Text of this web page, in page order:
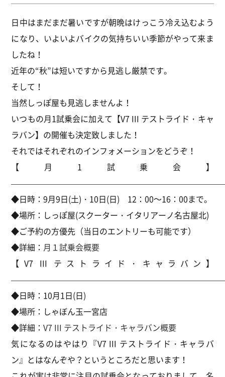
日中はまだまだ暑いですが朝晩はけっこう冷え込むよう
になり、いよいよバイクの気持ちいい季節がやって来ま
したね！
近年の“秋”は短いですから見逃し厳禁です。
そして！
当然しっぽ屋も見逃しませんよ！
いつもの月1試乗会に加えて【V7 III テストライド・キャ
ラバン】の開催も決定致しました！
それではそれぞれのインフォメーションをどうぞ！
【月1試乗会】
◆日時：9月9日(土)・10日(日) 12：00～16：00まで。
◆場所：しっぽ屋(スクーター・イタリアーノ名古屋北)
◆ご予約の方優先（当日のエントリーも可能です）
◆詳細： 月１試乗会概要
【V7 III テストライド・キャラバン】
◆日時：10月1日(日)
◆場所：しゃぼん玉一宮店
◆詳細：V7 III テストライド・キャラバン概要
気になるのはやはり『V7 III テストライド・キャラバ
ン』とはなんぞや？というところだと思います！